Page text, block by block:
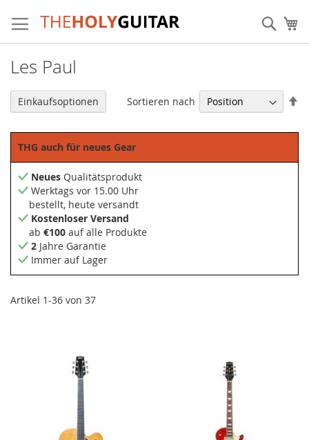
Inhalt
springen
Les Paul
Artikel 1-36 von 37
Sortieren nach
Einkaufsoptionen
THG auch für neues Gear
Neues Qualitätsprodukt
Werktags vor 15.00 Uhr
bestellt, heute versandt
Kostenloser Versand
ab €100 auf alle Produkte
2 Jahre Garantie
Immer auf Lager